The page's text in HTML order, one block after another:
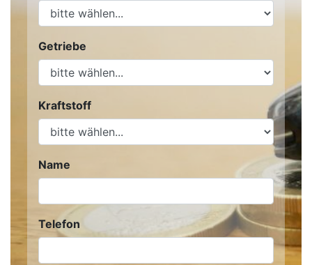
Getriebe
Kraftstoff
Name
Telefon